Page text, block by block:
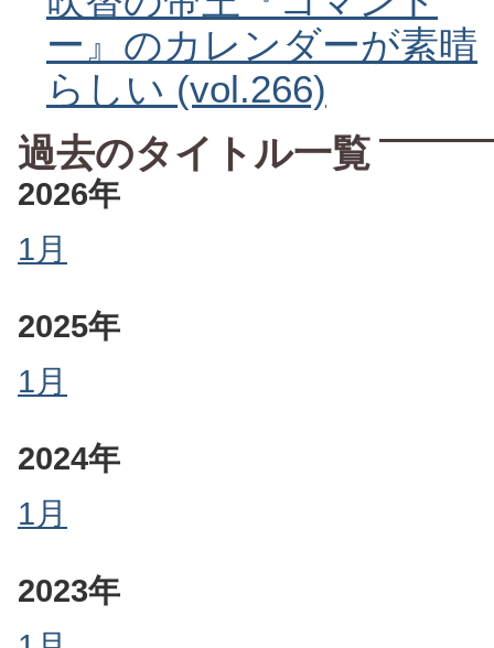
ー』のカレンダーが素晴
らしい (vol.266)
過去のタイトル一覧
2026年
1月
2025年
1月
2024年
1月
2023年